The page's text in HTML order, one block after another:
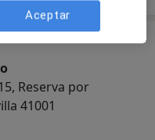
Reserva por
41001
Aceptar